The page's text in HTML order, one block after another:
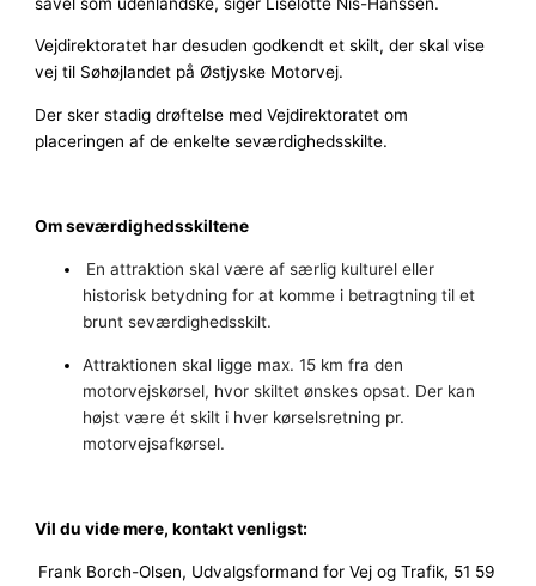
Vejdirektoratet har desuden godkendt et skilt, der skal vise
vej til Søhøjlandet på Østjyske Motorvej.
Der sker stadig drøftelse med Vejdirektoratet om
placeringen af de enkelte seværdighedsskilte.
Om seværdighedsskiltene
En attraktion skal være af særlig kulturel eller
historisk betydning for at komme i betragtning til et
brunt seværdighedsskilt.
Attraktionen skal ligge max. 15 km fra den
motorvejskørsel, hvor skiltet ønskes opsat. Der kan
højst være ét skilt i hver kørselsretning pr.
motorvejsafkørsel.
Vil du vide mere, kontakt venligst:
Frank Borch-Olsen, Udvalgsformand for Vej og Trafik, 51 59